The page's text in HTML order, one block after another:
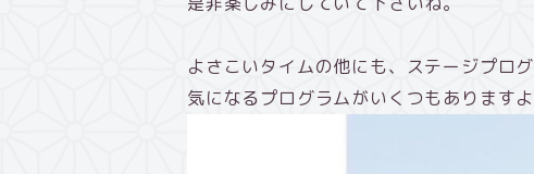
よさこいタイムの他にも、ステージプロ
気になるプログラムがいくつもありますよ